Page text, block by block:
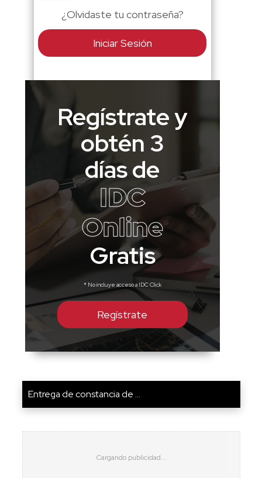
¿Olvidaste tu contraseña?
Iniciar Sesión
Regístrate y
obtén 3
días de
IDC
Online
Gratis
* No incluye acceso a IDC Click
Regístrate
Entrega de constancia de ...